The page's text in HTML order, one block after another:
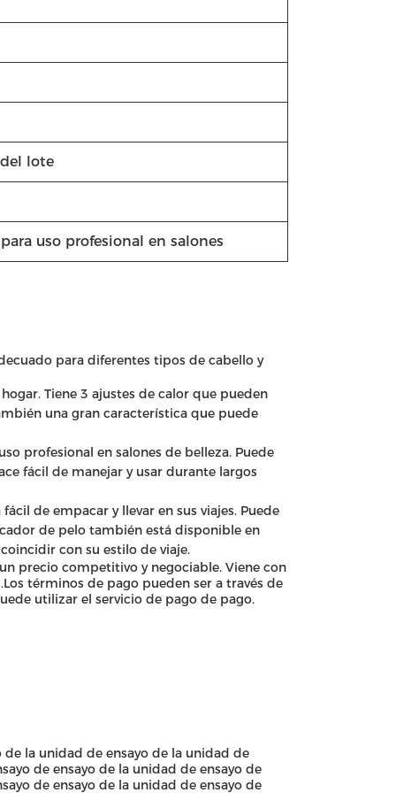
lote
uso profesional en salones
para diferentes tipos de cabello y
Tiene 3 ajustes de calor que pueden
una gran característica que puede
profesional en salones de belleza. Puede
fácil de manejar y usar durante largos
de empacar y llevar en sus viajes. Puede
de pelo también está disponible en
con su estilo de viaje.
precio competitivo y negociable. Viene con
términos de pago pueden ser a través de
utilizar el servicio de pago de pago.
la unidad de ensayo de la unidad de
de ensayo de la unidad de ensayo de
de ensayo de la unidad de ensayo de